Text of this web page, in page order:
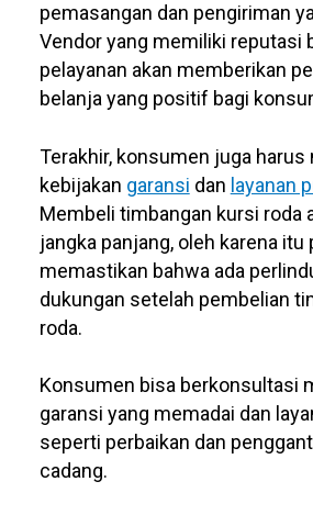
pemasangan dan pengiriman
Vendor yang memiliki reputasi
pelayanan akan memberikan
belanja yang positif bagi
Terakhir, konsumen juga
kebijakan garansi dan layanan
Membeli timbangan kursi roda
jangka panjang, oleh karena
memastikan bahwa ada
dukungan setelah pembelian
roda.
Konsumen bisa berkonsultasi
garansi yang memadai dan
seperti perbaikan dan
cadang.